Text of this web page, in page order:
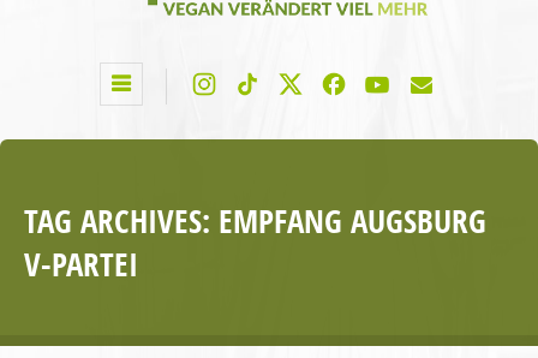
TAG ARCHIVES: EMPFANG AUGSBURG
V-PARTEI